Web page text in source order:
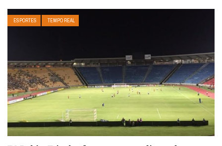
ESPORTES TEMPO REAL